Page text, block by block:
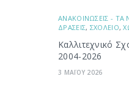
ΑΝΑΚΟΙΝΩΣΕΙΣ - ΤΑ
ΔΡΑΣΕΙΣ, ΣΧΟΛΕΙΟ,
Καλλιτεχνικό
2004-2026
3 ΜΑΪΟΥ 2026